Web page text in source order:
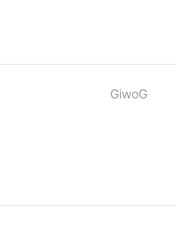
GiwoG